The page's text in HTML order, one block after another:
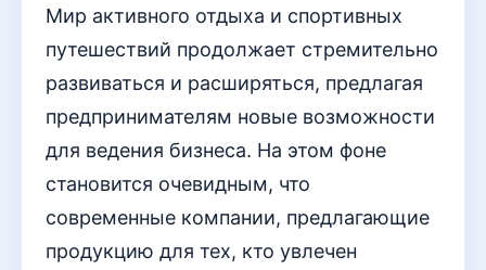
Мир активного отдыха и спортивных
путешествий продолжает стремительно
развиваться и расширяться, предлагая
предпринимателям новые возможности
для ведения бизнеса. На этом фоне
становится очевидным, что
современные компании, предлагающие
продукцию для тех, кто увлечен